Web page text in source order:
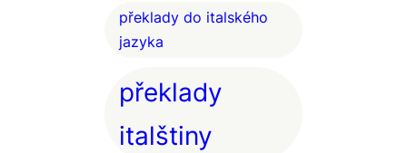
překlady do italského
jazyka
překlady
italštiny